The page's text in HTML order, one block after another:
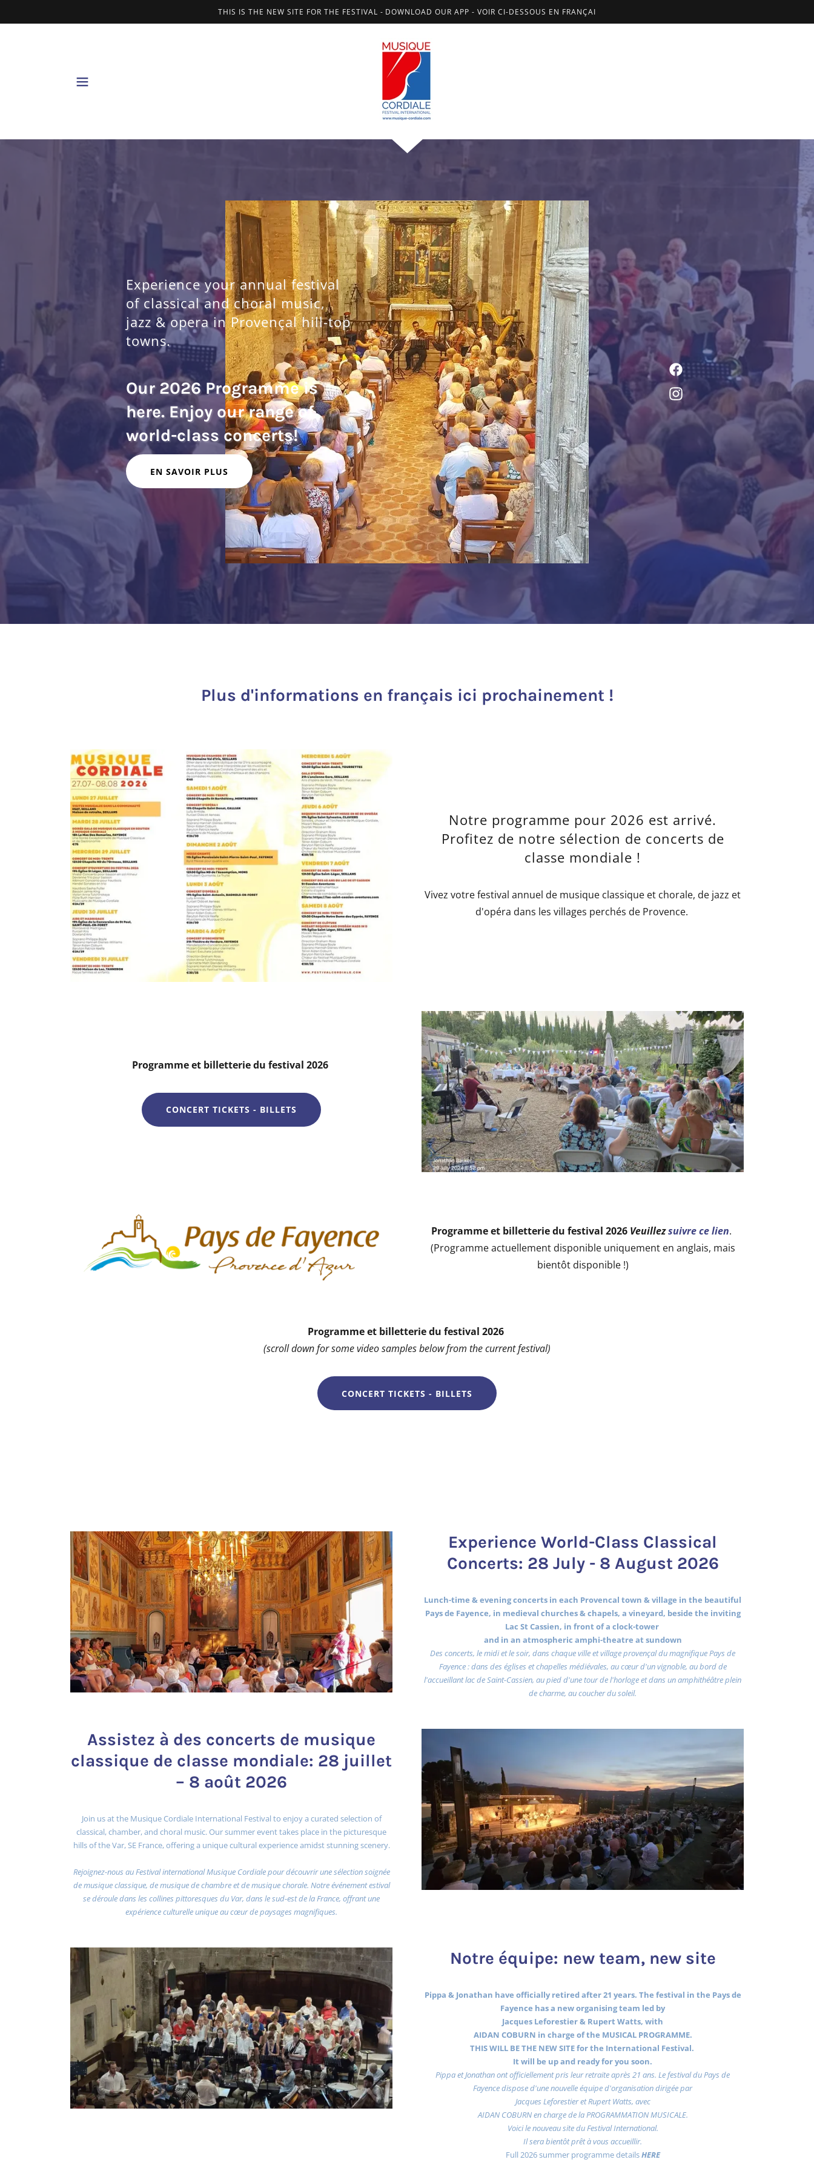
THIS IS THE NEW SITE FOR THE FESTIVAL - DOWNLOAD OUR APP - VOIR CI-DESSOUS EN FRANÇAI
Experience your annual festival
of classical and choral music,
jazz & opera in Provençal hill-top
towns.
Our 2026 Programme is
here. Enjoy our range of
EN SAVOIR PLUS
Plus d'informations en français ici prochainement !
Notre programme pour 2026 est arrivé.
Profitez de notre sélection de concerts de
classe mondiale !
Vivez votre festival annuel de musique classique et chorale, de jazz et
d'opéra dans les villages perchés de Provence.
Programme et billetterie du festival 2026
CONCERT TICKETS - BILLETS
Programme et billetterie du festival 2026 Veuillezsuivre ce lien.
(Programme actuellement disponible uniquement en anglais, mais
bientôt disponible !)
Programme et billetterie du festival 2026
(scroll down for some video samples below from the current festival)
CONCERT TICKETS - BILLETS
Experience World-Class Classical
Concerts: 28 July - 8 August 2026
Lunch-time & evening concerts in each Provencal town & village in the beautiful
Pays de Fayence, in medieval churches & chapels, a vineyard, beside the inviting
Lac St Cassien, in front of a clock-tower
and in an atmospheric amphi-theatre at sundown
Des concerts, le midi et le soir, dans chaque ville et village provençal du magnifique Pays de
Fayence : dans des églises et chapelles médiévales, au cœur d'un vignoble, au bord de
l'accueillant lac de Saint-Cassien, au pied d'une tour de l'horloge et dans un amphithéâtre plein
de charme, au coucher du soleil.
Assistez à des concerts de musique
classique de classe mondiale: 28 juillet
– 8 août 2026
Join us at the Musique Cordiale International Festival to enjoy a curated selection of
classical, chamber, and choral music. Our summer event takes place in the picturesque
hills of the Var, SE France, offering a unique cultural experience amidst stunning scenery.
Rejoignez-nous au Festival international Musique Cordiale pour découvrir une sélection soignée
de musique classique, de musique de chambre et de musique chorale. Notre événement estival
se déroule dans les collines pittoresques du Var, dans le sud-est de la France, offrant une
expérience culturelle unique au cœur de paysages magnifiques.
Notre équipe: new team, new site
Pippa & Jonathan have officially retired after 21 years. The festival in the Pays de
Fayence has a new organising team led by
Jacques Leforestier & Rupert Watts, with
AIDAN COBURN in charge of the MUSICAL PROGRAMME.
THIS WILL BE THE NEW SITE for the International Festival.
It will be up and ready for you soon.
Pippa et Jonathan ont officiellement pris leur retraite après 21 ans. Le festival du Pays de
Fayence dispose d'une nouvelle équipe d'organisation dirigée par
Jacques Leforestier et Rupert Watts, avec
AIDAN COBURN en charge de la PROGRAMMATION MUSICALE.
Voici le nouveau site du Festival International.
Il sera bientôt prêt à vous accueillir.
Full 2026 summer programme detailsHERE